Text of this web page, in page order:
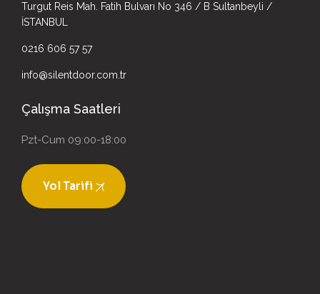
Turgut Reis Mah. Fatih Bulvarı No 346 / B Sultanbeyli /
İSTANBUL
0216 606 57 57
info@silentdoor.com.tr
Çalışma Saatleri
Pzt-Cum 09:00-18:00
Yol Tarifi